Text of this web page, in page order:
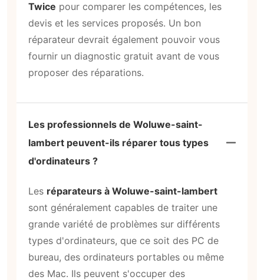
Twice pour comparer les compétences, les
devis et les services proposés. Un bon
réparateur devrait également pouvoir vous
fournir un diagnostic gratuit avant de vous
proposer des réparations.
Les professionnels de Woluwe-saint-
lambert peuvent-ils réparer tous types
d'ordinateurs ?
Les réparateurs à Woluwe-saint-lambert
sont généralement capables de traiter une
grande variété de problèmes sur différents
types d'ordinateurs, que ce soit des PC de
bureau, des ordinateurs portables ou même
des Mac. Ils peuvent s'occuper des